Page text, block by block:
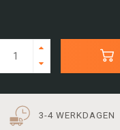
3-4 WERKDAGEN